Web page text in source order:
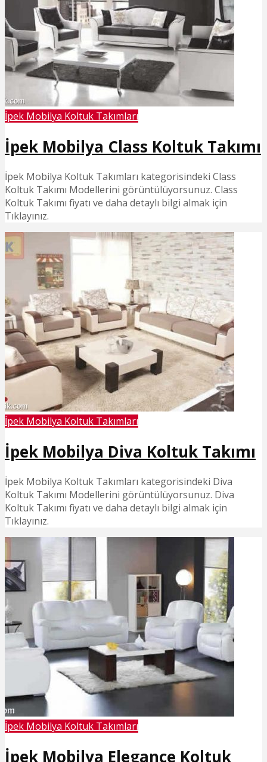
İpek Mobilya Koltuk Takımları
İpek Mobilya Class Koltuk Takımı
İpek Mobilya Koltuk Takımları kategorisindeki Class
Koltuk Takımı Modellerini görüntülüyorsunuz. Class
Koltuk Takımı fiyatı ve daha detaylı bilgi almak için
Tıklayınız.
İpek Mobilya Koltuk Takımları
İpek Mobilya Diva Koltuk Takımı
İpek Mobilya Koltuk Takımları kategorisindeki Diva
Koltuk Takımı Modellerini görüntülüyorsunuz. Diva
Koltuk Takımı fiyatı ve daha detaylı bilgi almak için
Tıklayınız.
İpek Mobilya Koltuk Takımları
İpek Mobilya Elegance Koltuk